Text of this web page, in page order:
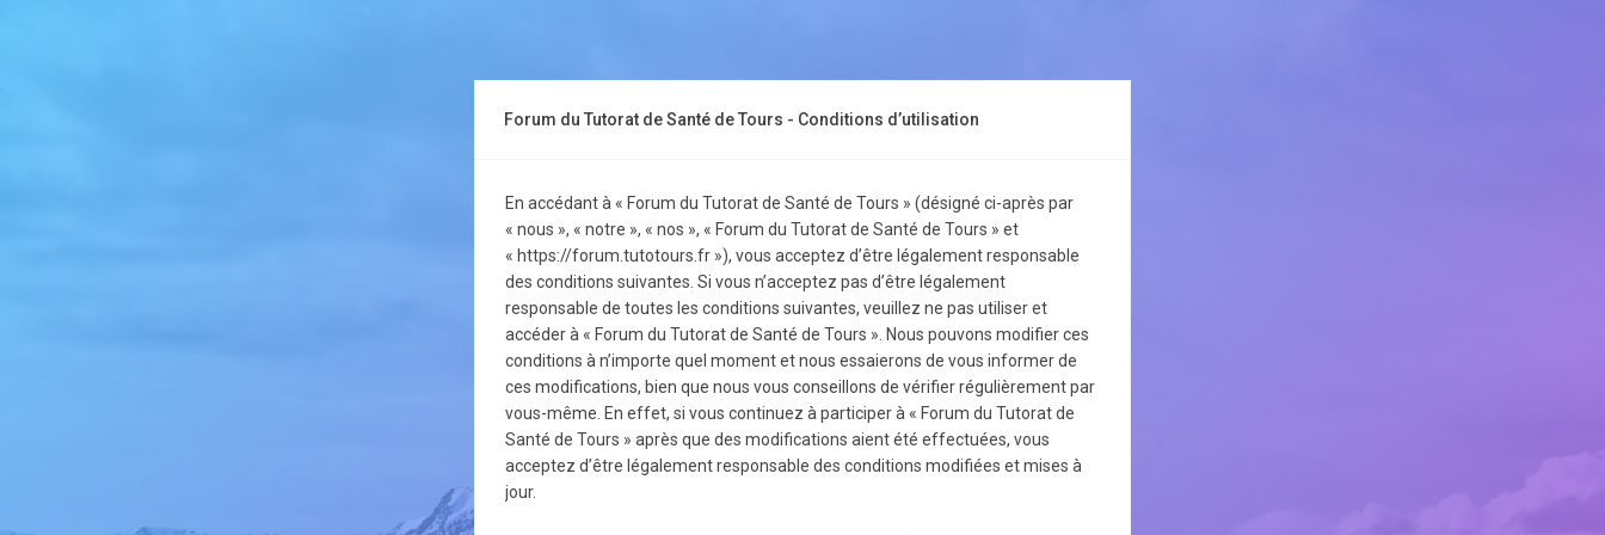
Forum du Tutorat de Santé de Tours - Conditions d’utilisation
En accédant à « Forum du Tutorat de Santé de Tours » (désigné ci-après par
« nous », « notre », « nos », « Forum du Tutorat de Santé de Tours » et
« https://forum.tutotours.fr »), vous acceptez d’être légalement responsable
des conditions suivantes. Si vous n’acceptez pas d’être légalement
responsable de toutes les conditions suivantes, veuillez ne pas utiliser et
accéder à « Forum du Tutorat de Santé de Tours ». Nous pouvons modifier ces
conditions à n’importe quel moment et nous essaierons de vous informer de
ces modifications, bien que nous vous conseillons de vérifier régulièrement par
vous-même. En effet, si vous continuez à participer à « Forum du Tutorat de
Santé de Tours » après que des modifications aient été effectuées, vous
acceptez d’être légalement responsable des conditions modifiées et mises à
jour.